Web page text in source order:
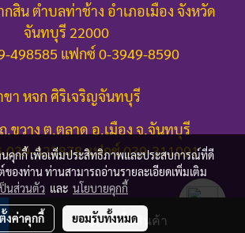
สั่งซื้อสินค้า
สิน ตำบลท่าช้าง อำเภอเมือง จังหวัด
จันทบุรี 22000
498585 แฟกซ์ 0-3949-8590
ขา หจก ศิริเจริญจันทบุรี
.ขวาง ต.ตลาด อ.เมือง จ.จันทบุรี
.039-322878 แฟกซ์ 039-311091
2016 All Rights Reserved
นคุกกี้ เพื่อเพิ่มประสิทธิภาพและประสบการณ์ที่ดี
ของท่าน ท่านสามารถอ่านรายละเอียดเพิ่มเติม
นส่วนตัว และ นโยบายคุกกี้
ตั้งค่าคุกกี้ ยอมรับทั้งหมด